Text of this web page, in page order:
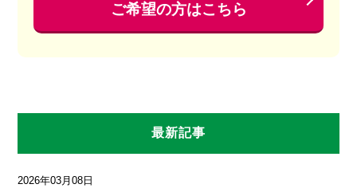
ご希望の方はこちら
最新記事
2026年03月08日